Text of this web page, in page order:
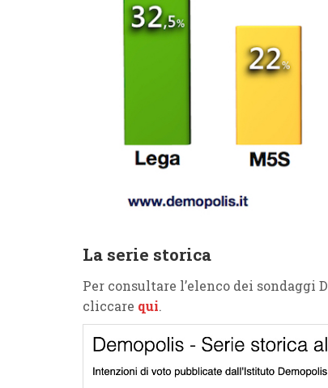
La serie storica
Per consultare l’elenco dei
cliccare qui.